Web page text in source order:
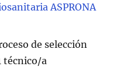
ASPRONA
de selección
técnico/a